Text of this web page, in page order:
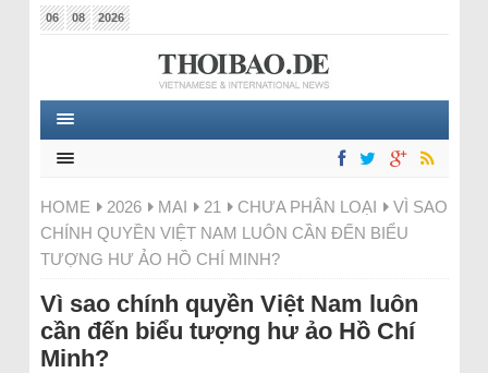
06 08 2026
HOME 2026 MAI 21 CHƯA PHÂN LOẠI
VÌ SAO
CHÍNH QUYỀN VIỆT NAM LUÔN CẦN ĐẾN BIỂU
TƯỢNG HƯ ẢO HỒ CHÍ MINH?
Vì sao chính quyền Việt Nam luôn
cần đến biểu tượng hư ảo Hồ Chí
Minh?